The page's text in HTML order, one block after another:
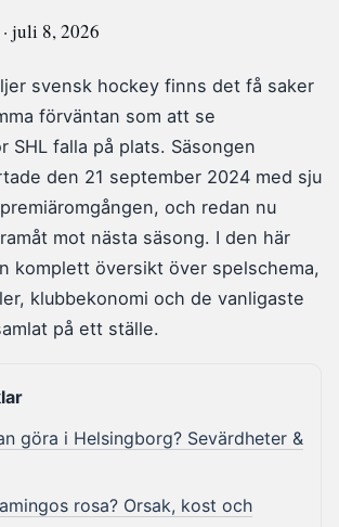
juli 8, 2026
svensk hockey finns det få saker
förväntan som att se
SHL falla på plats. Säsongen
den 21 september 2024 med sju
och redan nu
mot nästa säsong. I den här
komplett översikt över spelschema,
klubbekonomi och de vanligaste
på ett ställe.
göra i Helsingborg? Sevärdheter &
rosa? Orsak, kost och